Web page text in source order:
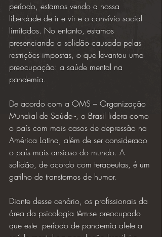
período, estamos vendo a nossa
liberdade de ir e vir e o convívio social
limitados. No entanto, estamos
presenciando a solidão causada pelas
restrições impostas, o que levantou uma
preocupação: a saúde mental na
pandemia.
De acordo com a OMS – Organização
Mundial de Saúde -, o Brasil lidera como
o país com mais casos de depressão na
América Latina, além de ser considerado
o país mais ansioso do mundo. A
solidão, de acordo com terapeutas, é um
gatilho de transtornos de humor.
Diante desse cenário, os profissionais da
área da psicologia têm-se preocupado
que este  período de pandemia afete a